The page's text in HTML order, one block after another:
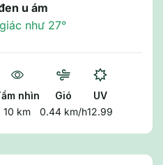
u ám
như 27°
nhìn
10 km
Gió
0.44 km/h
UV
12.99